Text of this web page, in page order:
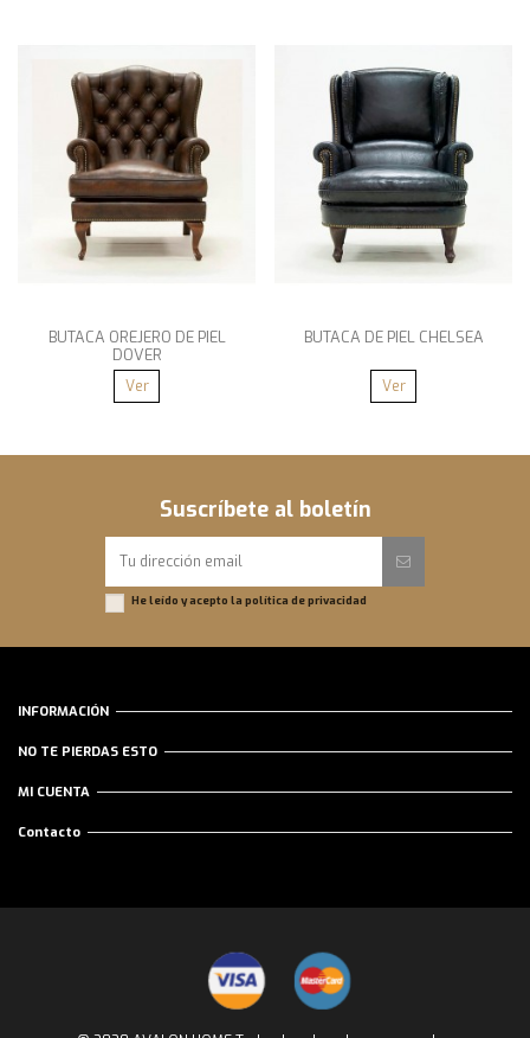
BUTACA OREJERO DE PIEL
DOVER
Ver
BUTACA DE PIEL CHELSEA
Ver
Suscríbete al boletín
He leído y acepto la política de privacidad
INFORMACIÓN
NO TE PIERDAS ESTO
MI CUENTA
Contacto